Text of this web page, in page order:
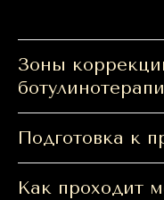
Зоны
Подготовка к
Как проходит